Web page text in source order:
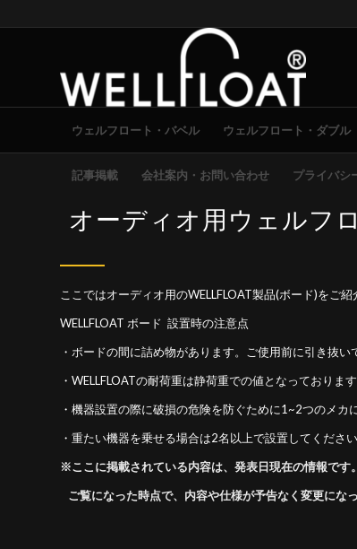
ウェルフロート・バベル ウェルフロート・ダブル
記事掲載 会社案内・お問い合わせ プライバシ
オーディオ用ウェルフ
ここではオーディオ用のWELLFLOAT製品(ボード)をご紹
WELLFLOAT ボード 設置時の注意点
・ボードの間に詰め物があります。ご使用前に引き抜い
・WELLFLOATの耐荷重は静荷重での値となっており
・機器設置の際に破損の危険を防ぐために1~2つのメカ
・重たい機器を乗せる場合は2名以上で設置してください
※ここに掲載されている内容は、発表日現在の情報です。
ご覧になった時点で、内容や仕様が予告なく変更にな